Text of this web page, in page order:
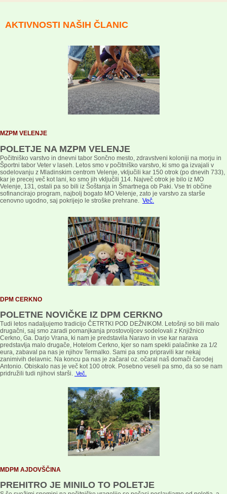
AKTIVNOSTI NAŠIH ČLANIC
MZPM VELENJE
POLETJE NA MZPM VELENJE
Počitniško varstvo in dnevni tabor Sončno mesto, zdravstveni koloniji na morju in
Športni tabor Veter v laseh. Letos smo v počitniško varstvo, ki smo ga izvajali v
sodelovanju z Mladinskim centrom Velenje, vključili kar 150 otrok (po dnevih 733),
kar je precej več kot lani, ko smo jih vključili 114. Največ otrok je bilo iz MO
Velenje, 131, ostali pa so bili iz Šoštanja in Šmartnega ob Paki. Vse tri občine
sofinancirajo program, najbolj bogato MO Velenje, zato je varstvo za starše
cenovno ugodno, saj pokrijejo le stroške prehrane. Več.
DPM CERKNO
POLETNE NOVIČKE IZ DPM CERKNO
Tudi letos nadaljujemo tradicijo ČETRTKI POD DEŽNIKOM. Letošnji so bili malo
drugačni, saj smo zaradi pomanjkanja prostovoljcev sodelovali z Knjižnico
Cerkno, Ga. Darjo Vrana, ki nam je predstavila Naravo in vse kar narava
predstavlja malo drugače, Hotelom Cerkno, kjer so nam spekli palačinke za 1/2
eura, zabaval pa nas je njihov Termalko. Sami pa smo pripravili kar nekaj
zanimivih delavnic. Na koncu pa nas je začaral oz. očaral naš domači čarodej
Antonio. Obiskalo nas je več kot 100 otrok. Posebno veseli pa smo, da so se nam
pridružili tudi njihovi starši. Več
MDPM AJDOVŠČINA
PREHITRO JE MINILO TO POLETJE